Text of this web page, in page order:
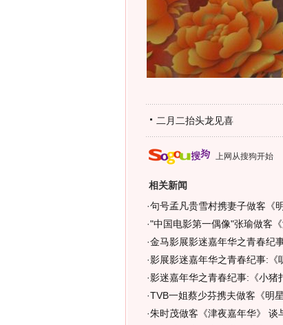
二月二抬头龙见喜
上网从搜狗开始
相关新闻
·句号孟凡贵雪村携妻子做客《
·"中国电影第一偶像"张瑜做客《
·金马影展影迷嘉年华之青春纪
·影展影迷嘉年华之青春纪事:《
·影迷嘉年华之青春纪事:《小猪
·TVB一姐蔡少芬携夫做客《明
·朱时茂做客《津夜嘉年华》 谈